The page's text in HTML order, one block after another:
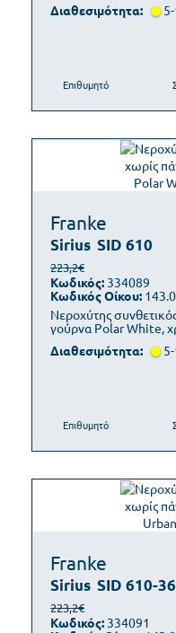
Διαθεσιμότητα:
Επιθυμητό
Franke
Sirius SID 610
Νεροχύτης
γούρνα Polar White,
223,2€
Κωδικός: 334089
Κωδικός Οίκου:
Διαθεσιμότητα:
Επιθυμητό
Franke
Sirius SID 610-36
223,2€
Κωδικός: 334091